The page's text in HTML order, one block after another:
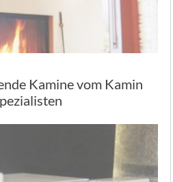
Kamine vom Kamin